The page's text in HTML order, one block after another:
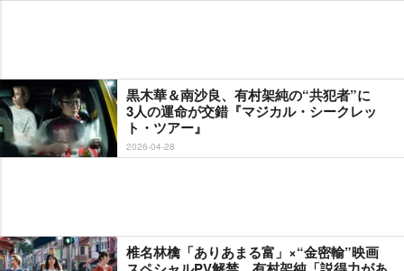
黒木華＆南沙良、有村架純の“共犯者”に
3人の運命が交錯『マジカル・シークレッ
ト・ツアー』
2026-04-28
椎名林檎「ありあまる富」×“金密輸”映画